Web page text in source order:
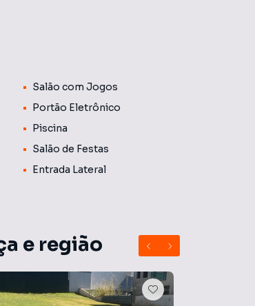
Ishikawa
Salão com Jogos
Portão Eletrônico
Piscina
Salão de Festas
Entrada Lateral
e região